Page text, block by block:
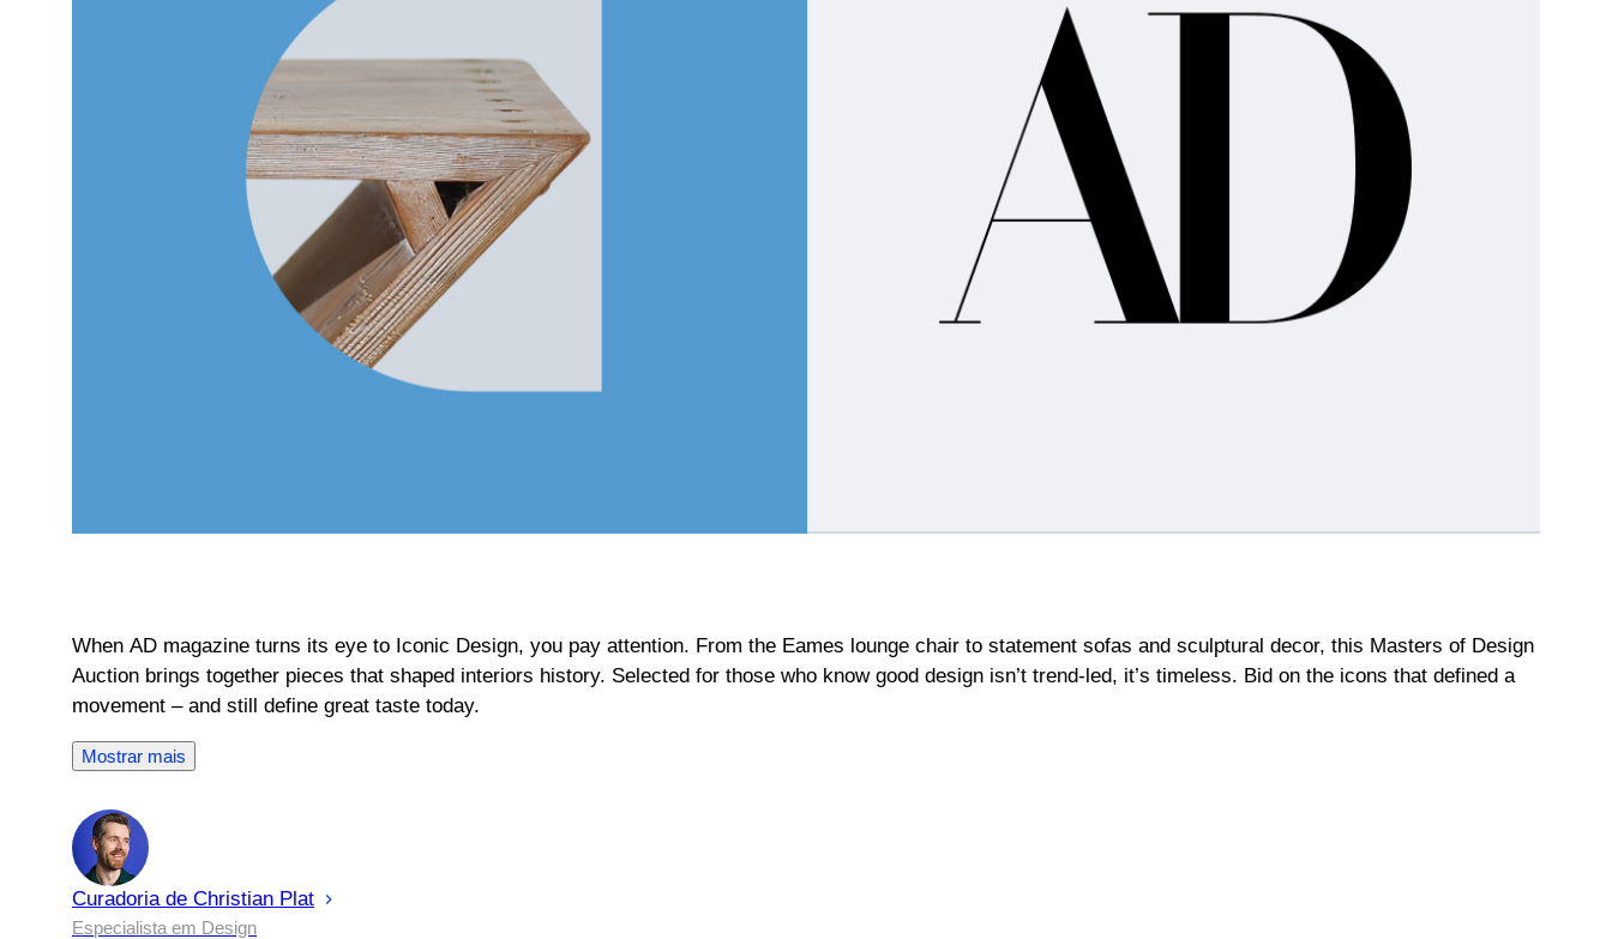
When AD magazine turns its eye to Iconic Design, you pay attention. From the Eames lounge chair to statement sofas and sculptural decor, this Masters of Design
Auction brings together pieces that shaped interiors history. Selected for those who know good design isn’t trend-led, it’s timeless. Bid on the icons that defined a
movement – and still define great taste today.
Mostrar mais
Curadoria de Christian Plat
Especialista em Design